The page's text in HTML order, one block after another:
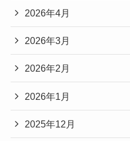
2026年4月
2026年3月
2026年2月
2026年1月
2025年12月